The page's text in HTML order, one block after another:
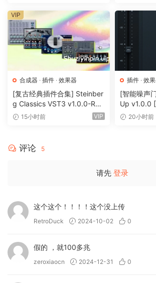
合成器 · 插件 · 效果器
[复古经典插件合集] Steinber
g Classics VST3 v1.0.0-R2R
[WiN]（27.9MB）
15小时前 VIP
VIP
插件 · 效
[智能噪声
Up v1.0.0
B）20小时前
评论 5
请先 登录
这个这个！！！！这个没上传
RetroDuck 2024-10-02 0
假的 ，就100多兆
zeroxiaocn 2024-12-31 0